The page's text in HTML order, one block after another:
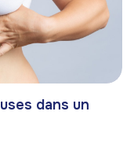
dans un